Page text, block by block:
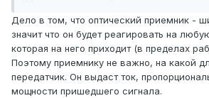
Дело в том, что оптический приемник -
значит что он будет реагировать на
которая на него приходит (в пределах
Поэтому приемнику не важно, на какой
передатчик. Он выдаст ток,
мощности пришедшего сигнала.